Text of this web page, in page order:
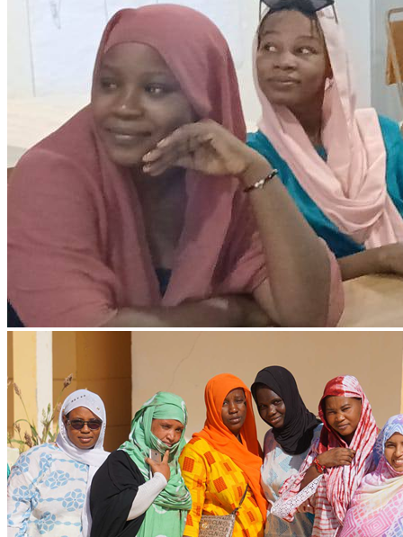
Ressources & Publications
Téléchargez nos dernières